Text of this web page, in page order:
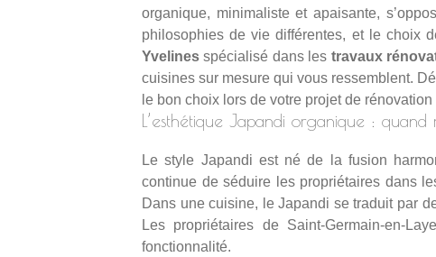
organique, minimaliste et apaisante,
philosophies de vie différentes, et le choix
Yvelines spécialisé dans les travaux
cuisines sur mesure qui vous ressemblent.
le bon choix lors de votre projet de
L’esthétique Japandi organique :
Le style Japandi est né de la fusion
continue de séduire les propriétaires dans
Dans une cuisine, le Japandi se traduit par
Les propriétaires de Saint-Germain-en-
fonctionnalité.